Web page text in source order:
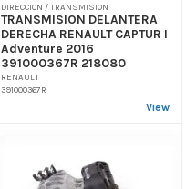
DIRECCION / TRANSMISION
TRANSMISION DELANTERA
DERECHA RENAULT CAPTUR I
Adventure 2016
391000367R 218080
RENAULT
391000367R
View